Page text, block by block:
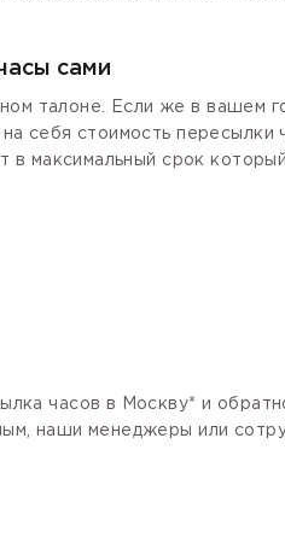
сами
талоне. Если же в вашем
себя стоимость пересылки
в максимальный срок
часов в Москву* и
наши менеджеры или